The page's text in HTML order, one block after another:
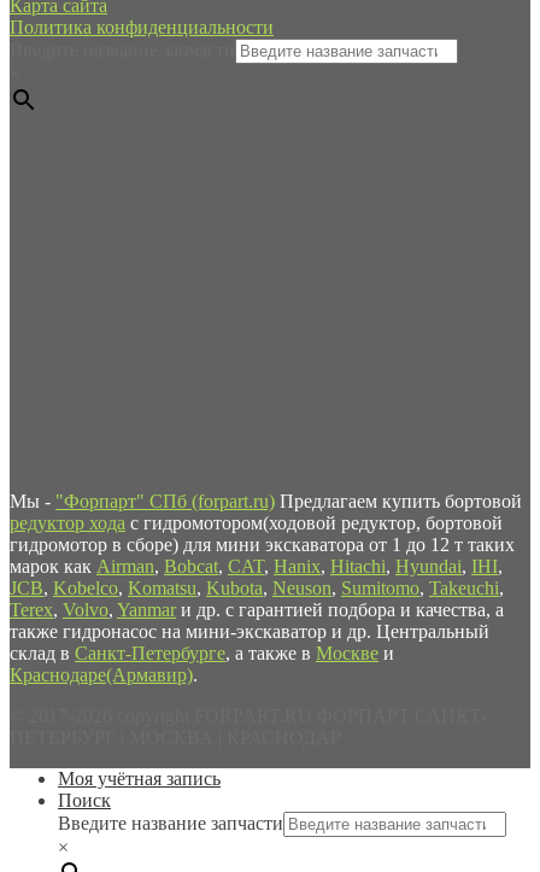
Карта сайта
Политика конфиденциальности
Мы - "Форпарт" СПб (forpart.ru) Предлагаем купить бортовой
редуктор хода с гидромотором(ходовой редуктор, бортовой
гидромотор в сборе) для мини экскаватора от 1 до 12 т таких
марок как Airman, Bobcat, CAT, Hanix, Hitachi, Hyundai, IHI,
JCB, Kobelco, Komatsu, Kubota, Neuson, Sumitomo, Takeuchi,
Terex, Volvo, Yanmar и др. с гарантией подбора и качества, а
также гидронасос на мини-экскаватор и др. Центральный
склад в Санкт-Петербурге, а также в Москве и
Краснодаре(Армавир).
Моя учётная запись
Поиск
Введите название запчасти
×